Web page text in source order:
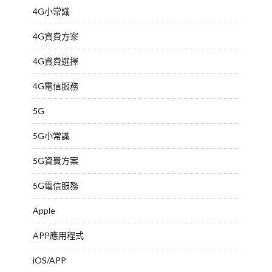
4G小常識
4G資費方案
4G資費選擇
4G電信服務
5G
5G小常識
5G資費方案
5G電信服務
Apple
APP應用程式
iOS/APP